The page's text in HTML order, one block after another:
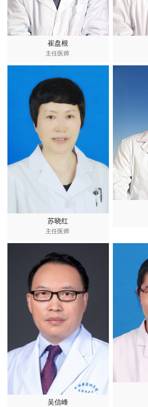
崔盘根
主任医师
苏晓红
主任医师
吴信峰